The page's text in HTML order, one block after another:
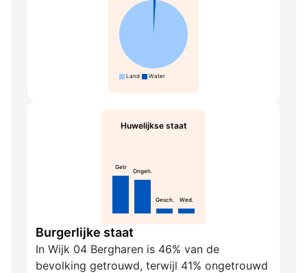
Land Water
Huwelijkse staat
Getr
Ongeh.
Gesch. Wed.
Burgerlijke staat
In Wijk 04 Bergharen is 46% van de
bevolking getrouwd, terwijl 41% ongetrouwd